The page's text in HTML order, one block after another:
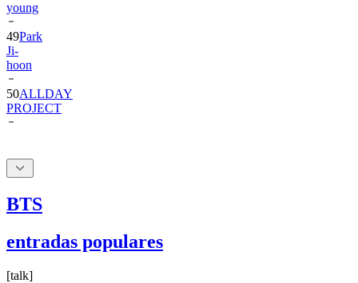
49Park
Ji-
hoon
50ALLDAY
PROJECT
BTS
entradas populares
[talk]